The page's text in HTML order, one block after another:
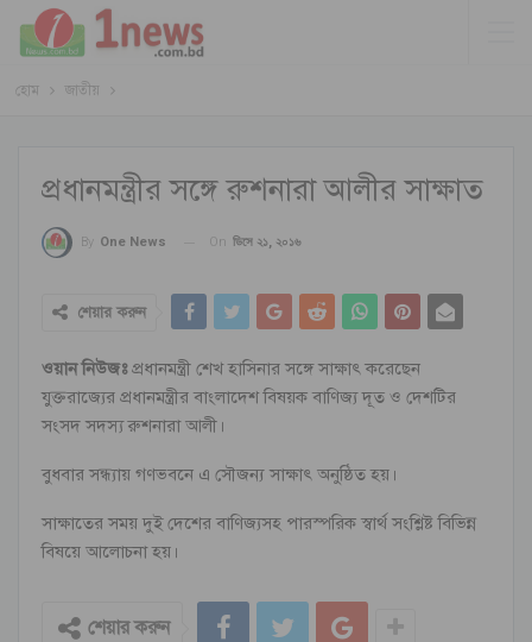
হোম জাতীয়
প্রধানমন্ত্রীর সঙ্গে রুশনারা আলীর সাক্ষাত
By One News On ডিসে ২১, ২০১৬
শেয়ার করুন
ওয়ান নিউজঃপ্রধানমন্ত্রী শেখ হাসিনার সঙ্গে সাক্ষাৎ করেছেন
যুক্তরাজ্যের প্রধানমন্ত্রীর বাংলাদেশ বিষয়ক বাণিজ্য দূত ও দেশটির
সংসদ সদস্য রুশনারা আলী।
বুধবার সন্ধ্যায় গণভবনে এ সৌজন্য সাক্ষাৎ অনুষ্ঠিত হয়।
সাক্ষাতের সময় দুই দেশের বাণিজ্যসহ পারস্পরিক স্বার্থ সংশ্লিষ্ট বিভিন্ন
বিষয়ে আলোচনা হয়।
শেয়ার করুন